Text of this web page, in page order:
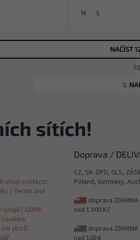
M
S
NAČÍST
1
sítích!
shop contacts
/ Terms and
/ GDPR
cookies
zboží
Doprava /
CZ, SK: DPD, GLS,
Poland, Germany,
doprava
nad 1.500 Kč
doprava
nad 100 €